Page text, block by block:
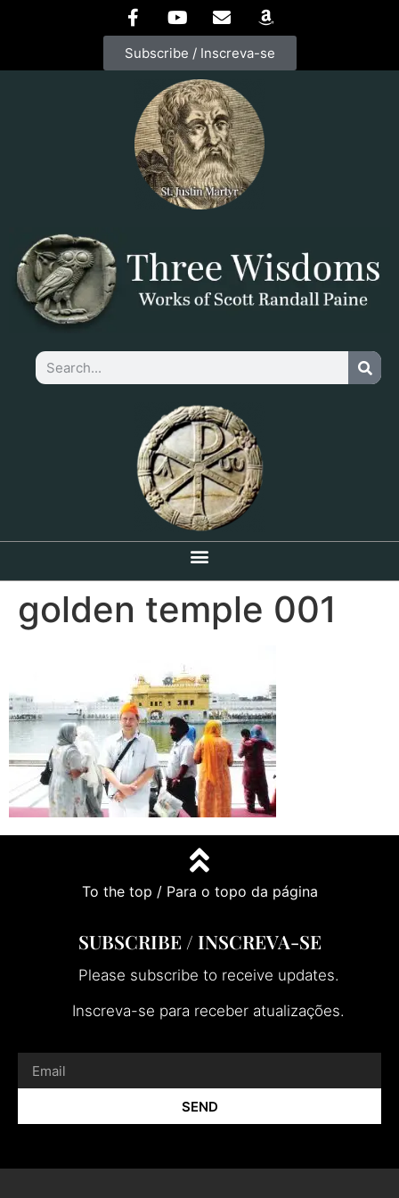
Subscribe / Inscreva-se
golden temple 001
To the top / Para o topo da página
SUBSCRIBE / INSCREVA-SE
Please subscribe to receive updates.
Inscreva-se para receber atualizações.
SEND